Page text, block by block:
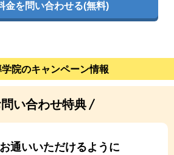
金を問い合わせる(無料)
学院のキャンペーン情報
い合わせ特典
通いいただけるように